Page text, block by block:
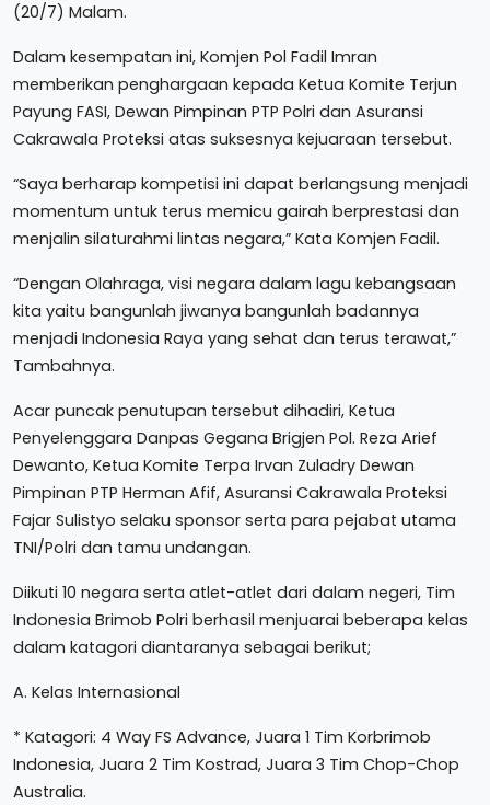
(20/7) Malam.
Dalam kesempatan ini, Komjen Pol Fadil Imran
memberikan penghargaan kepada Ketua Komite Terjun
Payung FASI, Dewan Pimpinan PTP Polri dan Asuransi
Cakrawala Proteksi atas suksesnya kejuaraan tersebut.
“Saya berharap kompetisi ini dapat berlangsung menjadi
momentum untuk terus memicu gairah berprestasi dan
menjalin silaturahmi lintas negara,” Kata Komjen Fadil.
“Dengan Olahraga, visi negara dalam lagu kebangsaan
kita yaitu bangunlah jiwanya bangunlah badannya
menjadi Indonesia Raya yang sehat dan terus terawat,”
Tambahnya.
Acar puncak penutupan tersebut dihadiri, Ketua
Penyelenggara Danpas Gegana Brigjen Pol. Reza Arief
Dewanto, Ketua Komite Terpa Irvan Zuladry Dewan
Pimpinan PTP Herman Afif, Asuransi Cakrawala Proteksi
Fajar Sulistyo selaku sponsor serta para pejabat utama
TNI/Polri dan tamu undangan.
Diikuti 10 negara serta atlet-atlet dari dalam negeri, Tim
Indonesia Brimob Polri berhasil menjuarai beberapa kelas
dalam katagori diantaranya sebagai berikut;
A. Kelas Internasional
* Katagori: 4 Way FS Advance, Juara 1 Tim Korbrimob
Indonesia, Juara 2 Tim Kostrad, Juara 3 Tim Chop-Chop
Australia.